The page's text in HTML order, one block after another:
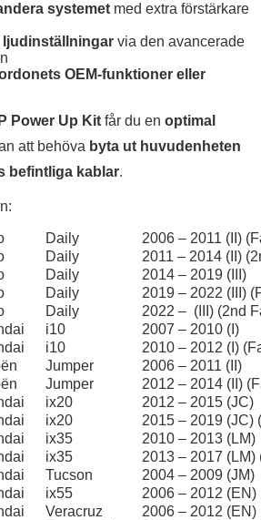
systemet med extra förstärkare
ljudinställningar via den avancerade
OEM-funktioner eller
Power Up Kit får du en optimal
att behöva byta ut huvudenheten
befintliga kablar.
Daily
2006 – 2011 (II)
Daily
2011 – 2014 (II)
Daily
2014 – 2019 (III)
Daily
2019 – 2022 (III)
Daily
2022 – (III) (2nd
i10
2007 – 2010 (I)
i10
2010 – 2012 (I)
Jumper
2006 – 2011 (II)
Jumper
2012 – 2014 (II)
ix20
2012 – 2015 (JC)
ix20
2015 – 2019 (JC)
ix35
2010 – 2013 (LM)
ix35
2013 – 2017 (LM)
Tucson
2004 – 2009 (JM)
ix55
2006 – 2012 (EN)
Veracruz
2006 – 2012 (EN)